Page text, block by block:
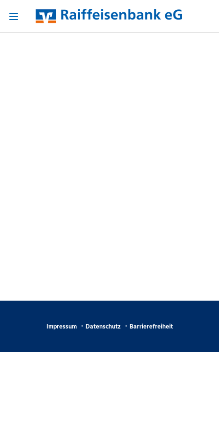
Impressum Datenschutz Barrierefreiheit